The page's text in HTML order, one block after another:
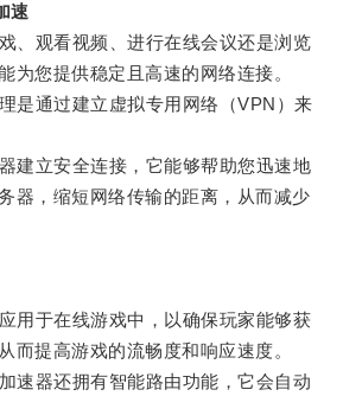
速
观看视频、进行在线会议还是浏览
为您提供稳定且高速的网络连接。
通过建立虚拟专用网络（VPN）来
立安全连接，它能够帮助您迅速地
器，缩短网络传输的距离，从而减少
于在线游戏中，以确保玩家能够获
而提高游戏的流畅度和响应速度。
器还拥有智能路由功能，它会自动